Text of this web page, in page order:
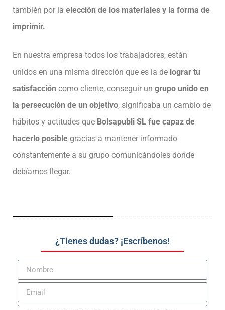
también por la elección de los materiales y la forma de
imprimir.
En nuestra empresa todos los trabajadores, están
unidos en una misma dirección que es la de lograr tu
satisfacción como cliente, conseguir un grupo unido en
la persecución de un objetivo, significaba un cambio de
hábitos y actitudes que Bolsapubli SL fue capaz de
hacerlo posible gracias a mantener informado
constantemente a su grupo comunicándoles donde
debíamos llegar.
¿Tienes dudas? ¡Escríbenos!